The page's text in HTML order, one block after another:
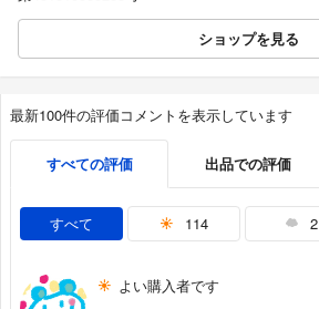
ショップを見る
最新100件の評価コメントを表示しています
すべての評価 出品での評価
すべて 114 2
よい購入者です